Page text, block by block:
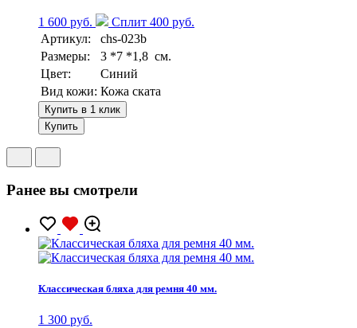
1 600 руб.
Сплит 400 руб.
Артикул:
chs-023b
Размеры:
3 *7 *1,8 см.
Цвет:
Синий
Вид кожи: Кожа ската
Купить в 1 клик
Купить
Ранее вы смотрели
Классическая бляха для ремня 40 мм.
1 300 руб.